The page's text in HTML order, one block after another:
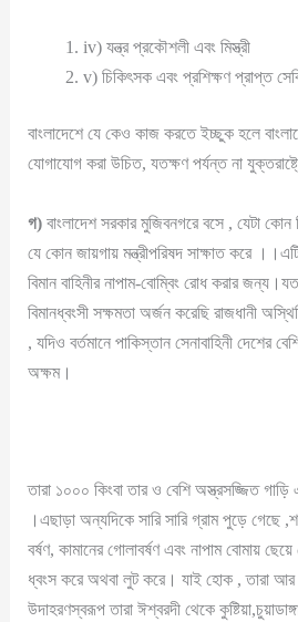
iv) যন্ত্র প্রকৌশলী এবং মিস্ত্রী
v) চিকিৎসক এবং প্রশিক্ষণ প্রাপ্ত
বাংলাদেশে যে কেও কাজ করতে ইচ্ছুক হলে
যোগাযোগ করা উচিত, যতক্ষণ পর্যন্ত না
গ) বাংলাদেশ সরকার মুজিবনগরে বসে , যেটা কোন
যে কোন জায়গায় মন্ত্রীপরিষদ সাক্ষাত করে
বিমান বাহিনীর নাপাম-বোম্বিং রোধ করার
বিমানধ্বংসী সক্ষমতা অর্জন করেছি রাজধানী
, যদিও বর্তমানে পাকিস্তান সেনাবাহিনী দেশের
অক্ষম।
তারা ১০০০ কিংবা তার ও বেশি অস্ত্রসজ্জিত
।এছাড়া অন্যদিকে সারি সারি গ্রাম পুড়ে গেছে
বর্ষণ, কামানের গোলাবর্ষণ এবং নাপাম বোমায়
ধ্বংস করে অথবা লুট করে। যাই হোক , তারা আর
উদাহরণস্বরূপ তারা ঈশ্বরদী থেকে